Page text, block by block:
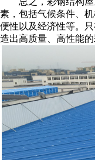
素，包括气候条件、
便性以及经济性等。
造出高质量、高性能的